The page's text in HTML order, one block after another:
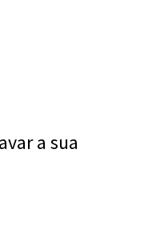
a sua